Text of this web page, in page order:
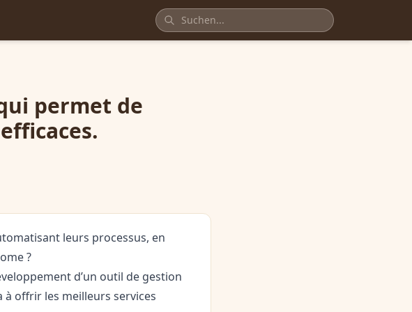
permet de
leurs processus, en
?
d’un outil de gestion
offrir les meilleurs services